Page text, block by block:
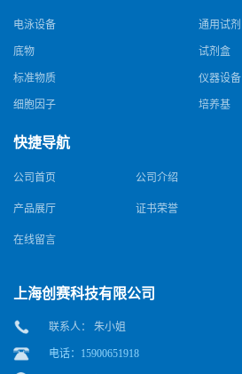
电泳设备 通用试剂
底物 试剂盒
标准物质 仪器设备
细胞因子 培养基
快捷导航
公司首页 公司介绍
产品展厅 证书荣誉
在线留言
上海创赛科技有限公司
联系人： 朱小姐
电话：15900651918